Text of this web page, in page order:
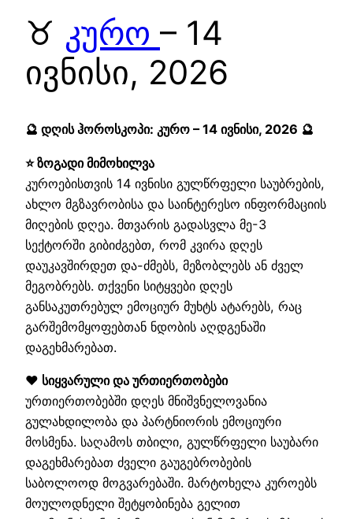
♉ კურო – 14
ივნისი, 2026
🔮 დღის ჰოროსკოპი: კურო – 14 ივნისი, 2026 🔮
⭐ ზოგადი მიმოხილვა
კუროებისთვის 14 ივნისი გულწრფელი საუბრების,
ახლო მგზავრობისა და საინტერესო ინფორმაციის
მიღების დღეა. მთვარის გადასვლა მე-3
სექტორში გიბიძგებთ, რომ კვირა დღეს
დაუკავშირდეთ და-ძმებს, მეზობლებს ან ძველ
მეგობრებს. თქვენი სიტყვები დღეს
განსაკუთრებულ ემოციურ მუხტს ატარებს, რაც
გარშემომყოფებთან ნდობის აღდგენაში
დაგეხმარებათ.
❤️ სიყვარული და ურთიერთობები
ურთიერთობებში დღეს მნიშვნელოვანია
გულახდილობა და პარტნიორის ემოციური
მოსმენა. საღამოს თბილი, გულწრფელი საუბარი
დაგეხმარებათ ძველი გაუგებრობების
საბოლოოდ მოგვარებაში. მარტოხელა კუროებს
მოულოდნელი შეტყობინება გელით